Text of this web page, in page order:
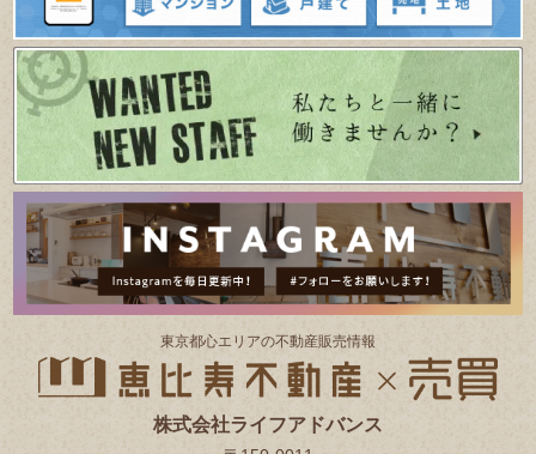
東京都⼼エリアの不動産販売情報
株式会社ライフアドバンス